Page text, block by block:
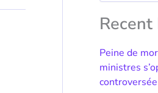
Recent
Peine de
ministres
controversée